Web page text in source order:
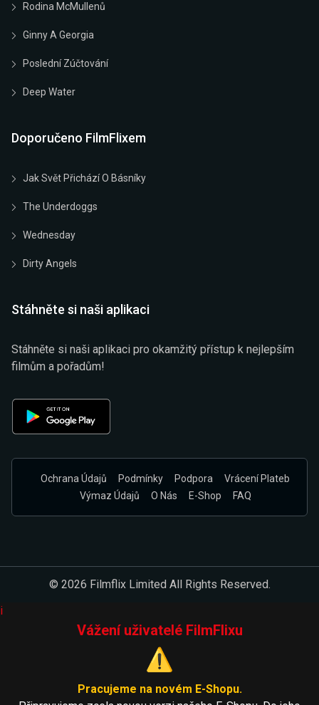
Rodina McMullenů
Ginny A Georgia
Poslední Zúčtování
Deep Water
Doporučeno FilmFlixem
Jak Svět Přichází O Básníky
The Underdoggs
Wednesday
Dirty Angels
Stáhněte si naši aplikaci
Stáhněte si naši aplikaci pro okamžitý přístup k nejlepším
filmům a pořadům!
Ochrana Údajů Podmínky Podpora
Vrácení Plateb
Výmaz Údajů
O Nás E-Shop FAQ
© 2026 Filmflix Limited All Rights Reserved.
i
Vážení uživatelé FilmFlixu
⚠️
Pracujeme na novém E-Shopu.